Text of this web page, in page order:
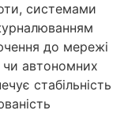
системами
до мережі
чи автономних
стабільність